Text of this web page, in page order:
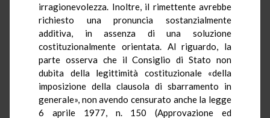
irragionevolezza. Inoltre, il rimettente avrebbe
richiesto una pronuncia sostanzialmente
additiva, in assenza di una soluzione
costituzionalmente orientata. Al riguardo, la
parte osserva che il Consiglio di Stato non
dubita della legittimità costituzionale «della
imposizione della clausola di sbarramento in
generale», non avendo censurato anche la legge
6 aprile 1977, n. 150 (Approvazione ed